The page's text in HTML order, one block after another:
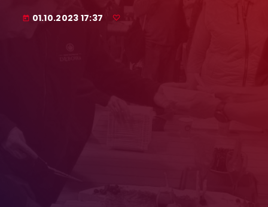
today 01.10.2023 17:37